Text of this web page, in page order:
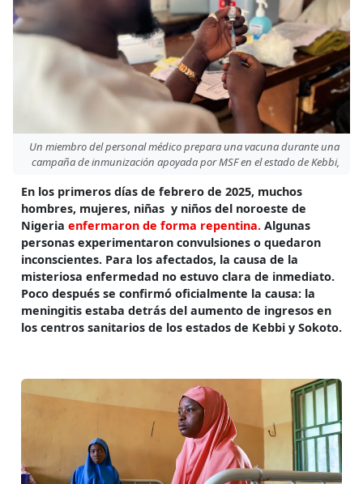
Un miembro del personal médico prepara una vacuna durante una
campaña de inmunización apoyada por MSF en el estado de Kebbi,
En los primeros días de febrero de 2025, muchos
hombres, mujeres, niñas y niños del noroeste de
Nigeria enfermaron de forma repentina. Algunas
personas experimentaron convulsiones o quedaron
inconscientes. Para los afectados, la causa de la
misteriosa enfermedad no estuvo clara de inmediato.
Poco después se confirmó oficialmente la causa: la
meningitis estaba detrás del aumento de ingresos en
los centros sanitarios de los estados de Kebbi y Sokoto.